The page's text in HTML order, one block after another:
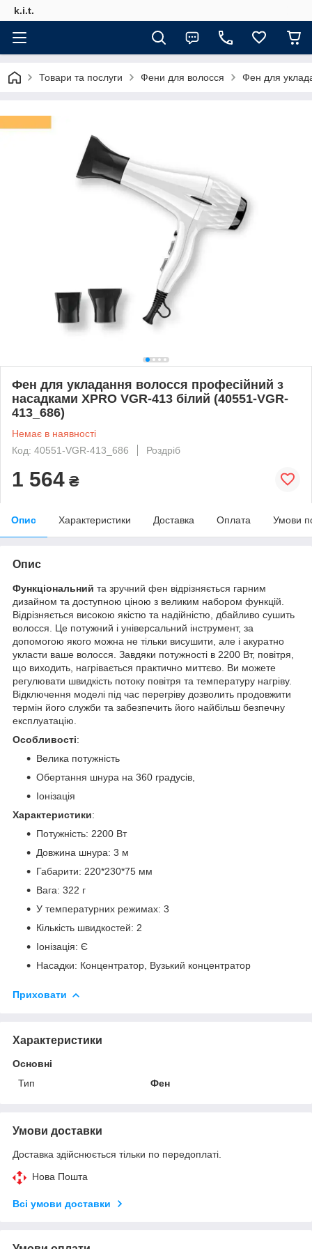
k.i.t.
Товари та послуги Фени для волосся Фен для
Фен для укладання волосся професійний з
насадками XPRO VGR-413 білий (40551-VGR-
413_686)
Немає в наявності
Код: 40551-VGR-413_686
Роздріб
1 564 ₴
Опис Характеристики Доставка Оплата Умови
Опис
Функціональний та зручний фен відрізняється гарним
дизайном та доступною ціною з великим набором функцій.
Відрізняється високою якістю та надійністю, дбайливо сушить
волосся. Це потужний і універсальний інструмент, за
допомогою якого можна не тільки висушити, але і акуратно
укласти ваше волосся. Завдяки потужності в 2200 Вт, повітря,
що виходить, нагрівається практично миттєво. Ви можете
регулювати швидкість потоку повітря та температуру нагріву.
Відключення моделі під час перегріву дозволить продовжити
термін його служби та забезпечить його найбільш безпечну
експлуатацію.
Особливості:
Велика потужність
Обертання шнура на 360 градусів,
Іонізація
Характеристики:
Потужність: 2200 Вт
Довжина шнура: 3 м
Габарити: 220*230*75 мм
Вага: 322 г
У температурних режимах: 3
Кількість швидкостей: 2
Іонізація: Є
Насадки: Концентратор, Вузький концентратор
Приховати
Характеристики
Основні
Тип
Фен
Умови доставки
Доставка здійснюється тільки по передоплаті.
Нова Пошта
Всі умови доставки